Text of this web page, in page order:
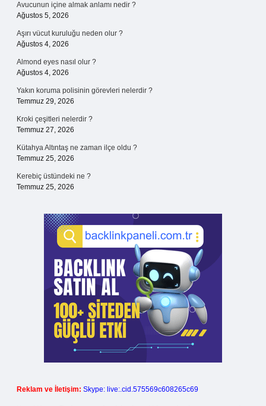
Avucunun içine almak anlamı nedir ?
Ağustos 5, 2026
Aşırı vücut kuruluğu neden olur ?
Ağustos 4, 2026
Almond eyes nasıl olur ?
Ağustos 4, 2026
Yakın koruma polisinin görevleri nelerdir ?
Temmuz 29, 2026
Kroki çeşitleri nelerdir ?
Temmuz 27, 2026
Kütahya Altıntaş ne zaman ilçe oldu ?
Temmuz 25, 2026
Kerebiç üstündeki ne ?
Temmuz 25, 2026
Reklam ve İletişim: Skype: live:.cid.575569c608265c69